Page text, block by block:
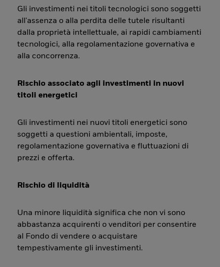
Gli investimenti nei titoli tecnologici sono soggetti
all'assenza o alla perdita delle tutele risultanti
dalla proprietà intellettuale, ai rapidi cambiamenti
tecnologici, alla regolamentazione governativa e
alla concorrenza.
Rischio associato agli investimenti in nuovi
titoli energetici
Gli investimenti nei nuovi titoli energetici sono
soggetti a questioni ambientali, imposte,
regolamentazione governativa e fluttuazioni di
prezzi e offerta.
Rischio di liquidità
Una minore liquidità significa che non vi sono
abbastanza acquirenti o venditori per consentire
al Fondo di vendere o acquistare
tempestivamente gli investimenti.